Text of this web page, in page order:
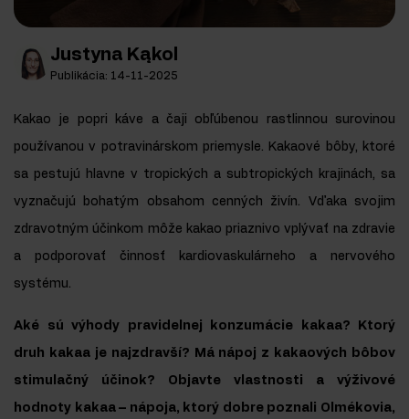
Justyna Kąkol
Publikácia: 14-11-2025
Kakao je popri káve a čaji obľúbenou rastlinnou surovinou
používanou v potravinárskom priemysle. Kakaové bôby, ktoré
sa pestujú hlavne v tropických a subtropických krajinách, sa
vyznačujú bohatým obsahom cenných živín. Vďaka svojim
zdravotným účinkom môže kakao priaznivo vplývať na zdravie
a podporovať činnosť kardiovaskulárneho a nervového
systému.
Aké sú výhody pravidelnej konzumácie kakaa? Ktorý
druh kakaa je najzdravší? Má nápoj z kakaových bôbov
stimulačný účinok? Objavte vlastnosti a výživové
hodnoty kakaa – nápoja, ktorý dobre poznali Olmékovia,